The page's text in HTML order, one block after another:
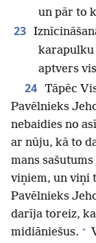
un pār to
23
karapulku
aptvers
24 Tāpēc
Pavēlnieks
nebaidies no
ar nūju, kā to
mans
viņiem, un viņi
Pavēlnieks
darīja toreiz,
midiāniešus. +